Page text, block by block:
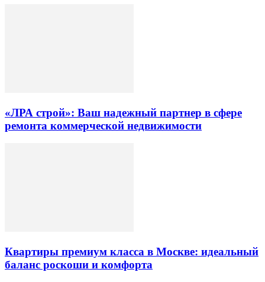
«ЛРА строй»: Ваш надежный партнер в сфере
ремонта коммерческой недвижимости
Квартиры премиум класса в Москве: идеальный
баланс роскоши и комфорта